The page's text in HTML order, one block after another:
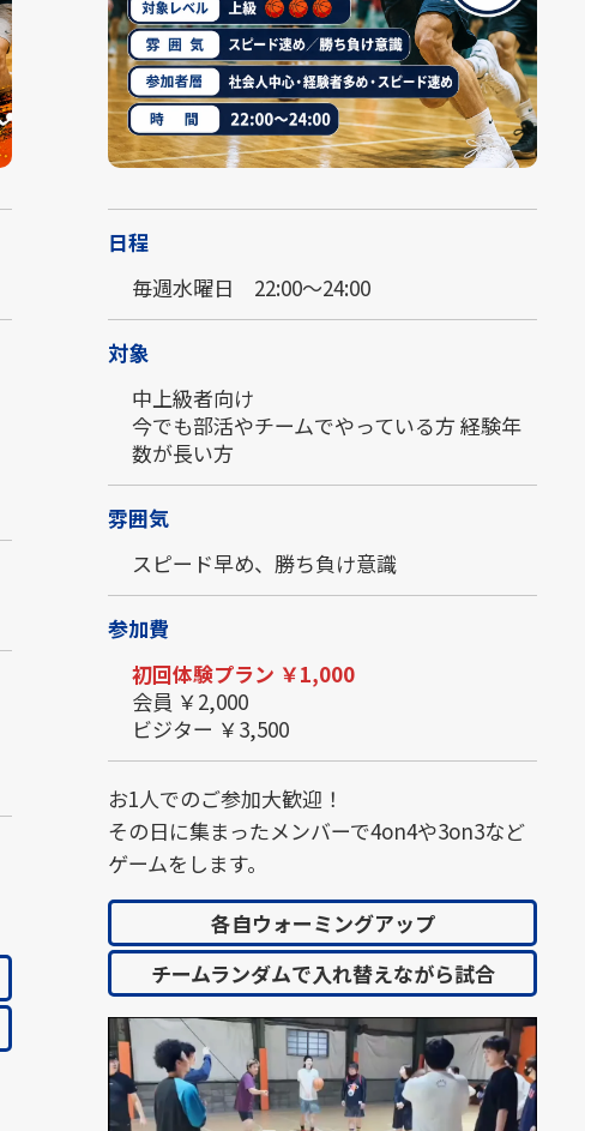
日程
毎週水曜日 22:00～24:00
対象
中上級者向け
今でも部活やチームでやっている方 経験年
数が長い方
雰囲気
スピード早め、勝ち負け意識
参加費
初回体験プラン ￥1,000
会員 ￥2,000
ビジター ￥3,500
お1人でのご参加大歓迎！
その日に集まったメンバーで4on4や3on3など
ゲームをします。
各自ウォーミングアップ
チームランダムで入れ替えながら試合